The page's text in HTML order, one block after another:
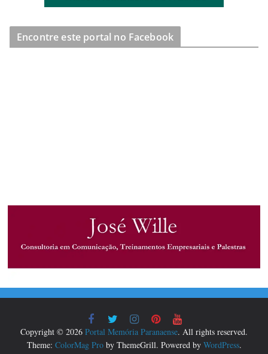
Encontre este portal no Facebook
Copyright © 2026 Portal Memória Paranaense. All rights reserved.
Theme: ColorMag Proby ThemeGrill. Powered by WordPress.